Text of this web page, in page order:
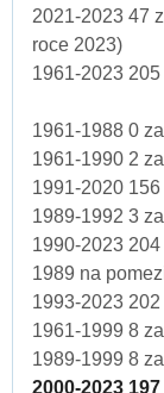
2021-2023 47
roce 2023)
1961-2023
1961-1988 0
1961-1990 2
1991-2020
1989-1992 3
1990-2023
1989 na
1993-2023
1961-1999 8
1989-1999 8
2000-2023